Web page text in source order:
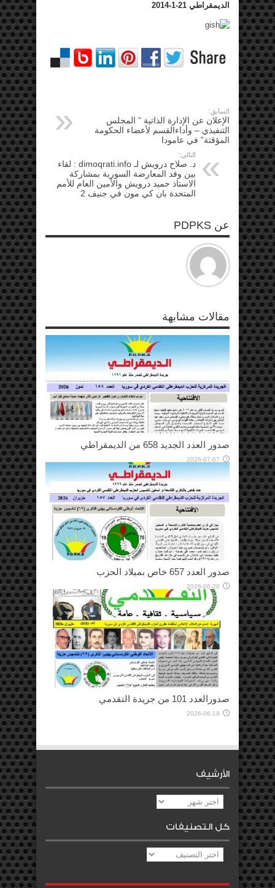
الديمقراطي 21-1-2014
السابق:
الإعلان عن الإدارة الذاتية ” المجلس
التنفيذي – وأداءالقسم لأعضاء الحكومة
المؤقتة” في عامودا
التالي:
د. صلاح درويش لـ dimoqrati.info : لقاء
بين وفد المعارضة السورية بمشاركة
الاستاذ حميد درويش والأمين العام للأمم
المتحدة بان كي مون في جنيف 2
عن PDPKS
مقالات مشابهة
صدور العدد الجديد 658 من الديمقراطي
2026-07-07
صدور العدد 657 خاص بميلاد الحزب
2026-06-20
صدورالعدد 101 من جريدة التقدمي
2026-06-18
الأرشيف
الأرشيف
كل التصنيفات
كل
التصنيفات